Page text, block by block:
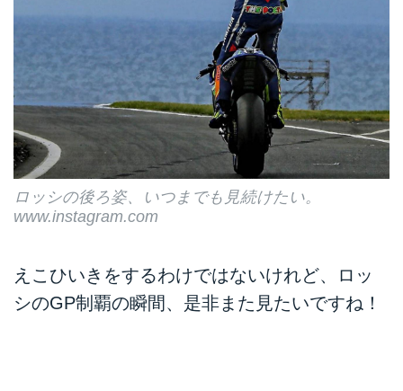
ロッシの後ろ姿、いつまでも見続けたい。
www.instagram.com
えこひいきをするわけではないけれど、ロッ
シのGP制覇の瞬間、是非また見たいですね！